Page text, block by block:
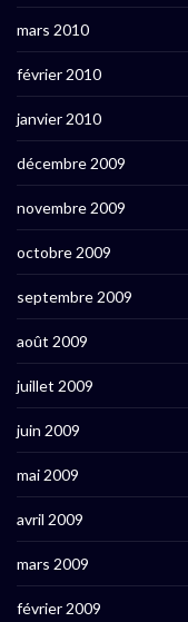
mars 2010
février 2010
janvier 2010
décembre 2009
novembre 2009
octobre 2009
septembre 2009
août 2009
juillet 2009
juin 2009
mai 2009
avril 2009
mars 2009
février 2009